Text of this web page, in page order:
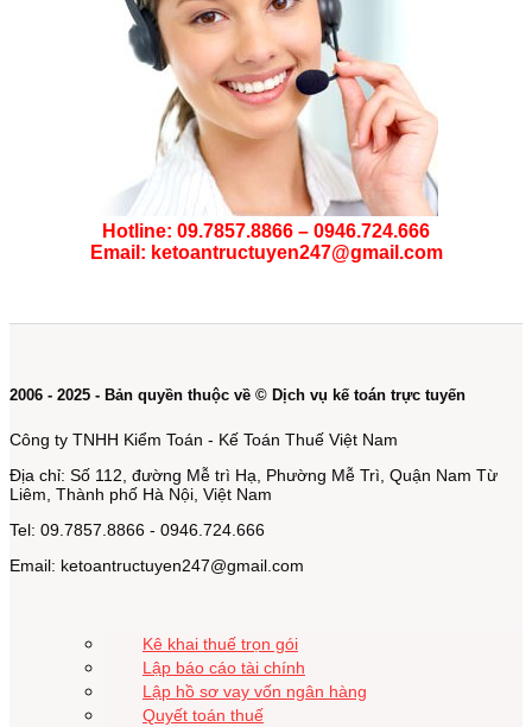
Hotline: 09.7857.8866 – 0946.724.666
Email: ketoantructuyen247@gmail.com
2006 - 2025 - Bản quyền thuộc về © Dịch vụ kế toán trực tuyến
Công ty TNHH Kiểm Toán - Kế Toán Thuế Việt Nam
Địa chỉ: Số 112, đường Mễ trì Hạ, Phường Mễ Trì, Quận Nam Từ
Liêm, Thành phố Hà Nội, Việt Nam
Tel: 09.7857.8866 - 0946.724.666
Email: ketoantructuyen247@gmail.com
Kê khai thuế trọn gói
Lập báo cáo tài chính
Lập hồ sơ vay vốn ngân hàng
Quyết toán thuế